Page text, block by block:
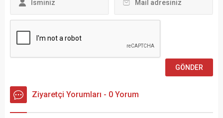
Ziyaretçi Yorumları - 0 Yorum